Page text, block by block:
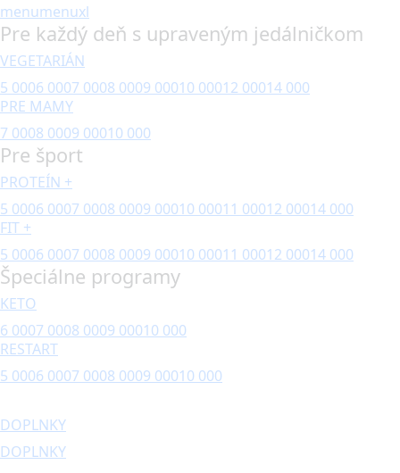
menumenuxl
Pre každý deň s upraveným jedálničkom
VEGETARIÁN
5 0006 0007 0008 0009 00010 00012 00014 000
PRE MAMY
7 0008 0009 00010 000
Pre šport
PROTEÍN +
5 0006 0007 0008 0009 00010 00011 00012 00014 000
FIT +
5 0006 0007 0008 0009 00010 00011 00012 00014 000
Špeciálne programy
KETO
6 0007 0008 0009 00010 000
RESTART
5 0006 0007 0008 0009 00010 000
DOPLNKY
DOPLNKY